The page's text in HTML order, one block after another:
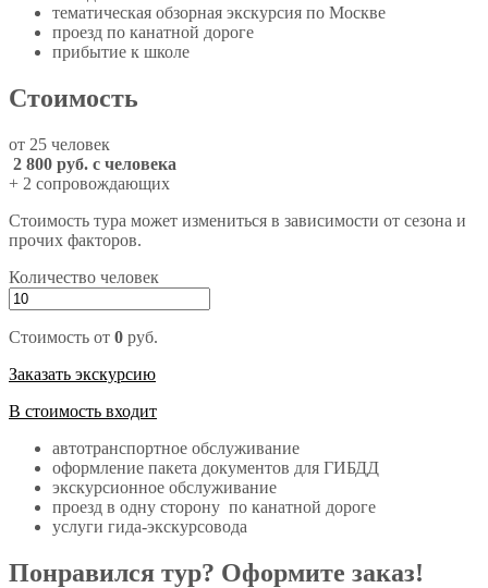
тематическая обзорная экскурсия по Москве
проезд по канатной дороге
прибытие к школе
Стоимость
от 25 человек
2 800 руб. с человека
+ 2 сопровождающих
Стоимость тура может измениться в зависимости от сезона и
прочих факторов.
Количество человек
Стоимость от 0 руб.
Заказать экскурсию
В стоимость входит
автотранспортное обслуживание
оформление пакета документов для ГИБДД
экскурсионное обслуживание
проезд в одну сторону по канатной дороге
услуги гида-экскурсовода
Понравился тур? Оформите заказ!